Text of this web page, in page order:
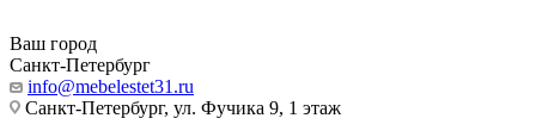
Ваш город
Санкт-Петербург
info@mebelestet31.ru
Санкт-Петербург, ул. Фучика 9, 1 этаж